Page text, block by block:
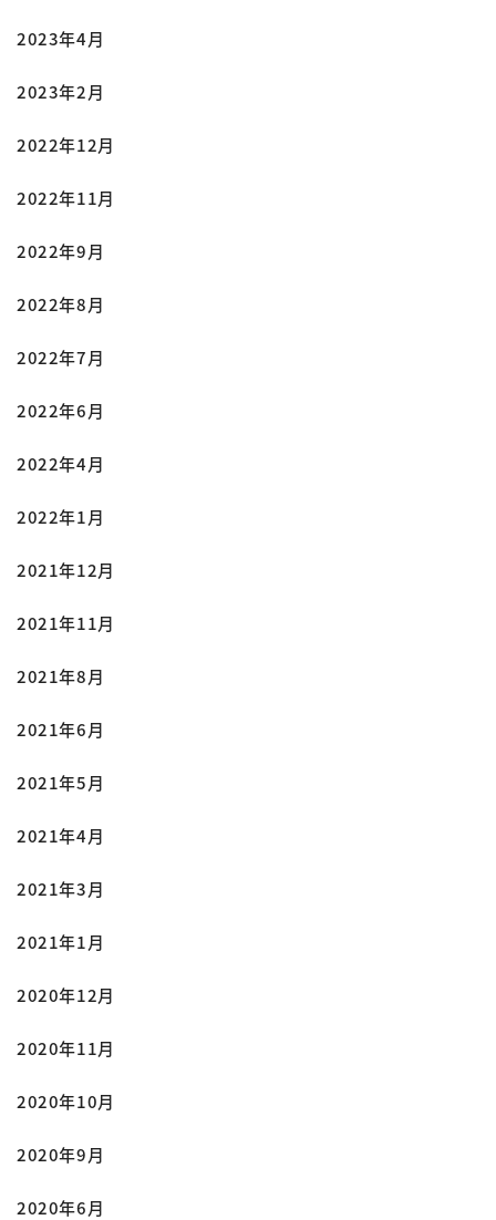
2023年4月
2023年2月
2022年12月
2022年11月
2022年9月
2022年8月
2022年7月
2022年6月
2022年4月
2022年1月
2021年12月
2021年11月
2021年8月
2021年6月
2021年5月
2021年4月
2021年3月
2021年1月
2020年12月
2020年11月
2020年10月
2020年9月
2020年6月